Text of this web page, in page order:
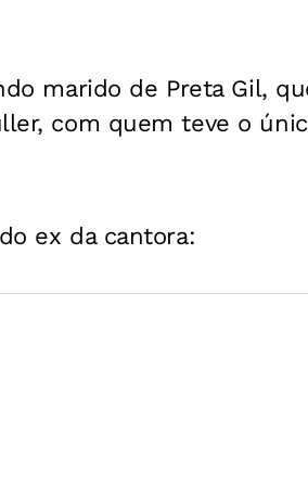
marido de Preta Gil,
com quem teve o
ex da cantora: